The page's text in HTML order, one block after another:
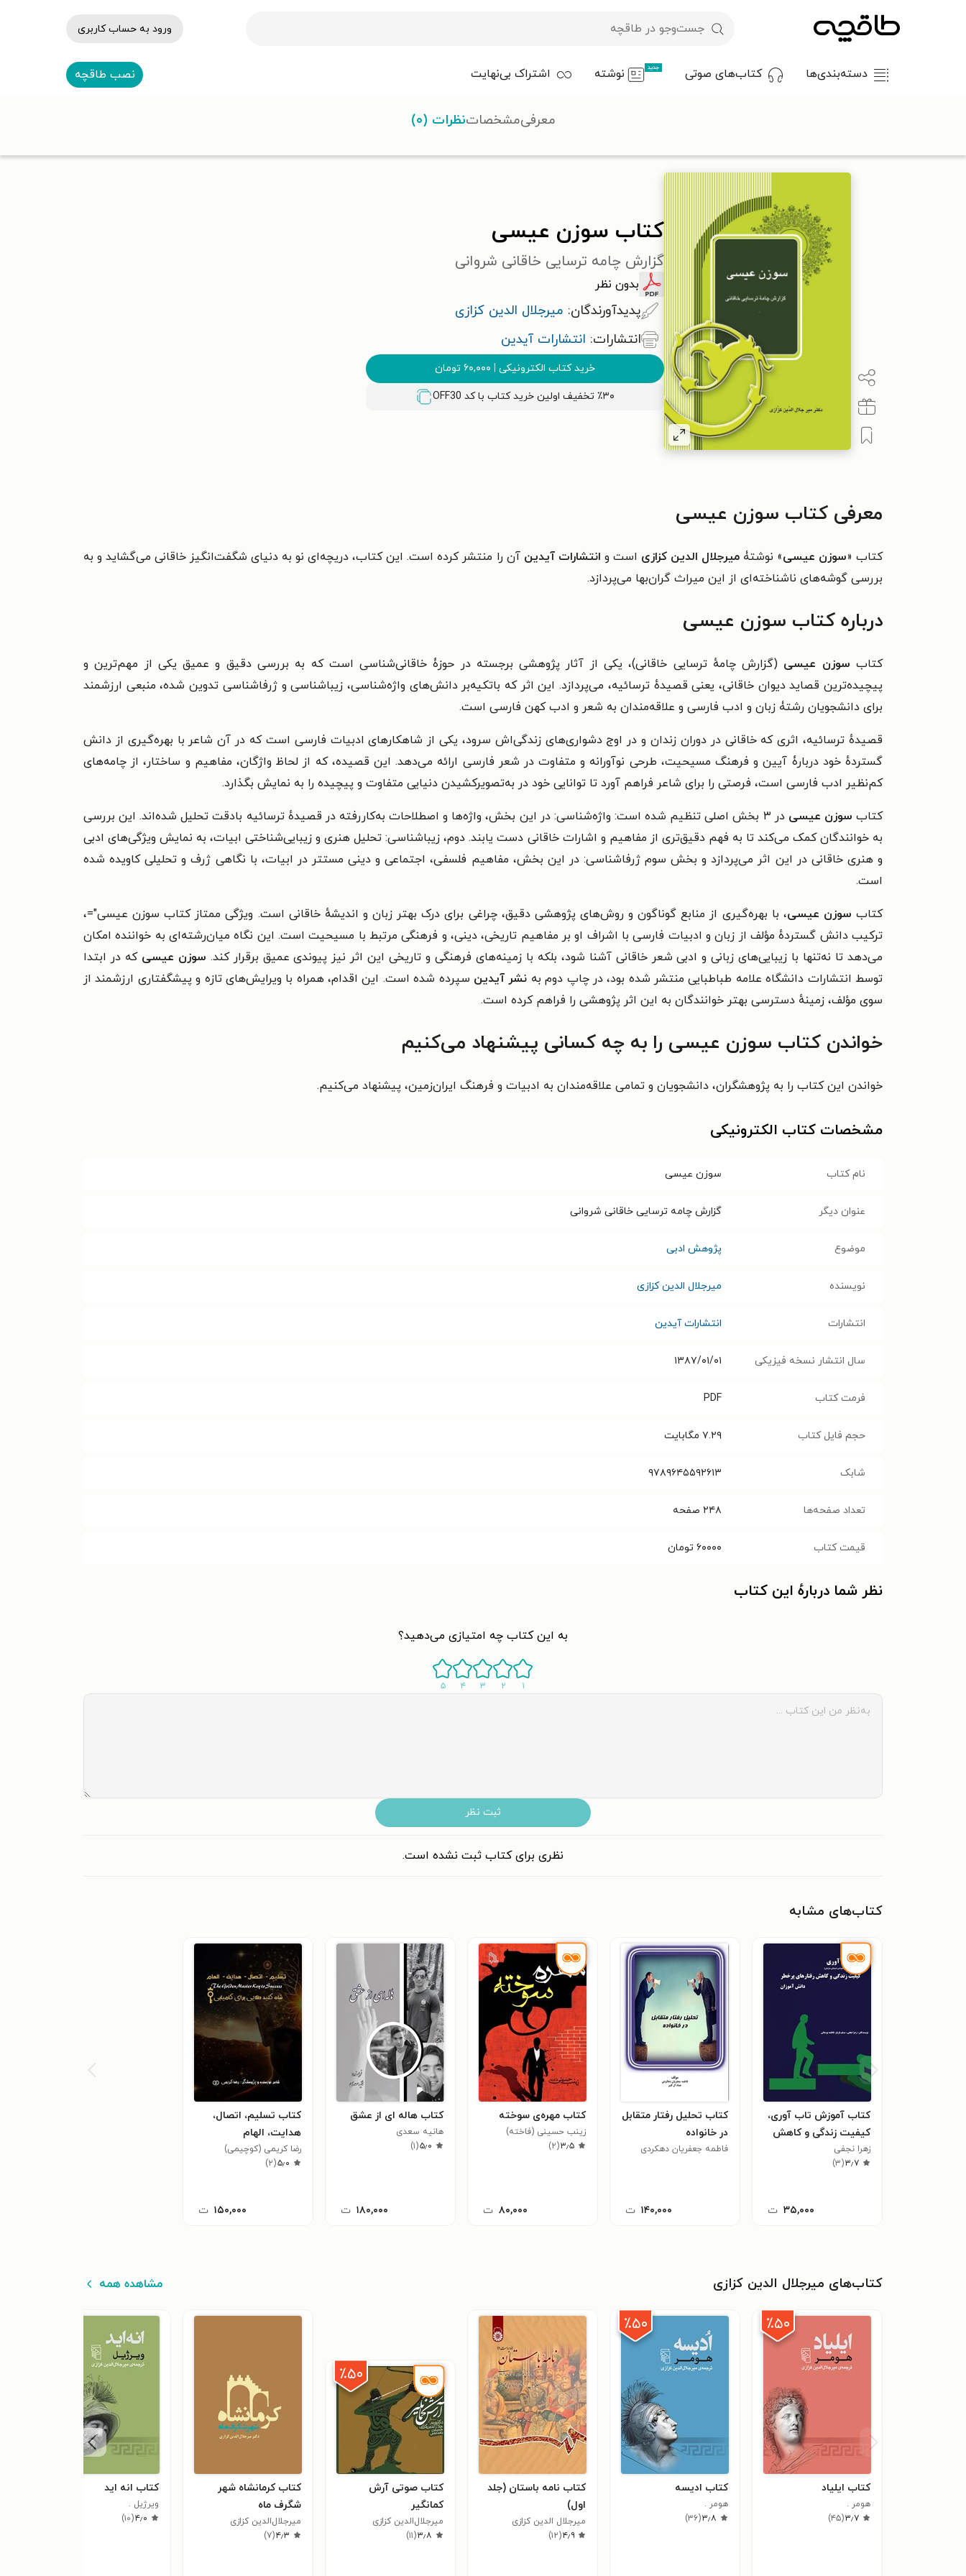
ورود به حساب کاربری
دسته‌بندی‌ها کتاب‌های صوتی جدید نوشته اشتراک بی‌نهایت نصب طاقچه
کتاب سوزن عیسی
گزارش چامه ترسایی خاقانی شروانی
بدون نظر
پدیدآورندگان: میرجلال الدین کزازی
انتشارات: انتشارات آیدین
خرید کتاب الکترونیکی | ۶۰,۰۰۰ تومان
٪۳۰ تخفیف اولین خرید کتاب با کد OFF30
معرفیمشخصاتنظرات (۰)
معرفی کتاب سوزن عیسی
کتاب «سوزن عیسی» نوشتۀمیرجلال الدین کزازی است و انتشارات آیدینآن را منتشر کرده است. این کتاب، دریچه‌ای نو به دنیای شگفت‌انگیز خاقانی می‌گشاید و به
بررسی گوشه‌های ناشناخته‌ای از این میراث گران‌بها می‌پردازد.
درباره کتاب سوزن عیسی
کتاب سوزن عیسی (گزارش چامهٔ ترسایی خاقانی)، یکی از آثار پژوهشی برجسته در حوزۀ خاقانی‌شناسی است که به بررسی دقیق و عمیق یکی از مهم‌ترین و
پیچیده‌ترین قصاید دیوان خاقانی، یعنی قصیدهٔ ترسائیه، می‌پردازد. این اثر که باتکیه‌بر دانش‌های واژه‌شناسی، زیباشناسی و ژرفاشناسی تدوین شده، منبعی ارزشمند
برای دانشجویان رشتۀ زبان و ادب فارسی و علاقه‌مندان به شعر و ادب کهن فارسی است.
قصیدهٔ ترسائیه، اثری که خاقانی در دوران زندان و در اوج دشواری‌های زندگی‌اش سرود، یکی از شاهکارهای ادبیات فارسی است که در آن شاعر با بهره‌گیری از دانش
گستردهٔ خود دربارۀ آیین و فرهنگ مسیحیت، طرحی نوآورانه و متفاوت در شعر فارسی ارائه می‌دهد. این قصیده، که از لحاظ واژگان، مفاهیم و ساختار، از چامه‌های
کم‌نظیر ادب فارسی است، فرصتی را برای شاعر فراهم آورد تا توانایی خود در به‌تصویرکشیدن دنیایی متفاوت و پیچیده را به نمایش بگذارد.
کتابسوزن عیسی در ۳ بخش اصلی تنظیم شده است:
واژه‌شناسی: در این بخش، واژه‌ها و اصطلاحات به‌کاررفته در قصیدهٔ ترسائیه بادقت تحلیل شده‌اند. این بررسی
به خوانندگان کمک می‌کند تا به فهم دقیق‌تری از مفاهیم و اشارات خاقانی دست یابند. دوم،زیباشناسی: تحلیل هنری و زیبایی‌شناختی ابیات، به نمایش ویژگی‌های ادبی
و هنری خاقانی در این اثر می‌پردازد و بخش سومژرفاشناسی: در این بخش، مفاهیم فلسفی، اجتماعی و دینی مستتر در ابیات، با نگاهی ژرف و تحلیلی کاویده شده
است.
کتاب سوزن عیسی، با بهره‌گیری از منابع گوناگون و روش‌های پژوهشی دقیق، چراغی برای درک بهتر زبان و اندیشهٔ خاقانی است. ویژگی ممتاز کتاب سوزن عیسی"=،
ترکیب دانش گستردهٔ مؤلف از زبان و ادبیات فارسی با اشراف او بر مفاهیم تاریخی، دینی، و فرهنگی مرتبط با مسیحیت است. این نگاه میان‌رشته‌ای به خواننده امکان
می‌دهد تا نه‌تنها با زیبایی‌های زبانی و ادبی شعر خاقانی آشنا شود، بلکه با زمینه‌های فرهنگی و تاریخی این اثر نیز پیوندی عمیق برقرار کند. سوزن عیسی که در ابتدا
توسط انتشارات دانشگاه علامه طباطبایی منتشر شده بود، در چاپ دوم به نشر آیدین سپرده شده است. این اقدام، همراه با ویرایش‌های تازه و پیشگفتاری ارزشمند از
سوی مؤلف، زمینهٔ دسترسی بهتر خوانندگان به این اثر پژوهشی را فراهم کرده است.
خواندن کتاب سوزن عیسی را به چه کسانی پیشنهاد می‌کنیم
خواندن این کتاب را به پژوهشگران، دانشجویان و تمامی علاقه‌مندان به ادبیات و فرهنگ ایران‌زمین، پیشنهاد می‌کنیم.
مشخصات کتاب الکترونیکی
نام کتاب سوزن عیسی
عنوان دیگر گزارش چامه ترسایی خاقانی شروانی
موضوع پژوهش ادبی
نویسنده میرجلال الدین کزازی
انتشارات انتشارات آیدین
سال انتشار نسخه فیزیکی ۱۳۸۷/۰۱/۰۱
فرمت کتاب PDF
حجم فایل کتاب ۷.۲۹ مگابایت
شابک ۹۷۸۹۶۴۵۵۹۲۶۱۳
تعداد صفحه‌ها ۲۴۸ صفحه
قیمت کتاب ۶۰۰۰۰ تومان
نظر شما دربارهٔ این کتاب
به این کتاب چه امتیازی می‌دهید؟
۱ ۲ ۳ ۴ ۵
ثبت نظر
نظری برای کتاب ثبت نشده است.
کتاب‌های مشابه
کتاب آموزش تاب آوری،
کیفیت زندگی و کاهش
رفتارهای پرخطر دانش
آموزان
زهرا نجفی
۳٫۷(۳)
۳۵,۰۰۰ ت
کتاب تحلیل رفتار متقابل
در خانواده
فاطمه جعفریان دهکردی
۱۴۰,۰۰۰ ت
کتاب مهره‌ی سوخته
زینب حسینی (فاخته)
۳٫۵(۲)
۸۰,۰۰۰ ت
کتاب هاله ای از عشق
هانیه سعدی
۵٫۰(۱)
۱۸۰,۰۰۰ ت
کتاب تسلیم، اتصال،
هدایت، الهام
رضا کریمی (کوچیمی)
۵٫۰(۲)
۱۵۰,۰۰۰ ت
کتاب‌های میرجلال الدین کزازی مشاهده همه
٪۵۰
کتاب ایلیاد
هومر .
۳٫۷(۴۵)
٪۵۰
کتاب ادیسه
هومر .
۳٫۸(۳۶)
کتاب نامه باستان (جلد
اول)
میرجلال الدین کزازی
۴٫۹(۱۲)
٪۵۰
کتاب صوتی آرش
کمانگیر
میرجلال‌الدین کزازی
۳٫۸(۱۱)
کتاب کرمانشاه شهر
شگرف ماه
میرجلال‌الدین کزازی
۴٫۳(۷)
کتاب انه اید
ویرژیل .
۴٫۰(۱۰)